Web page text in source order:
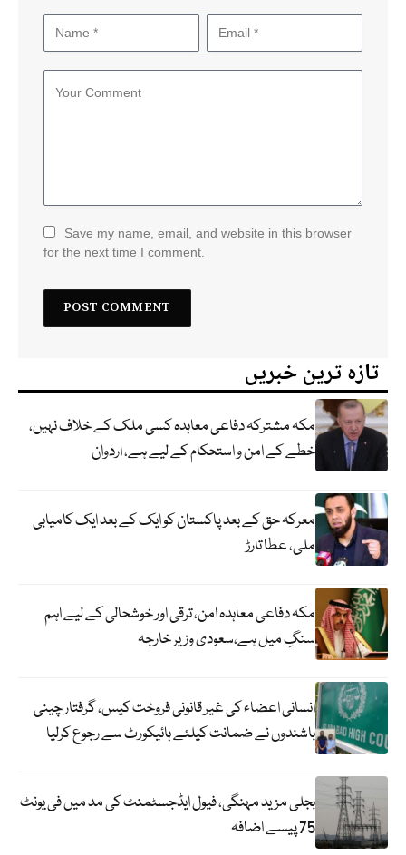
Save my name, email, and website in this browser
for the next time I comment.
تازہ ترین خبریں
مکہ مشترکہ دفاعی معاہدہ کسی ملک کے خلاف نہیں،
خطے کے امن و استحکام کے لیے ہے، اردوان
معرکہ حق کے بعد پاکستان کو ایک کے بعد ایک کامیابی
ملی، عطا تارڑ
مکہ دفاعی معاہدہ امن، ترقی اور خوشحالی کے لیے اہم
سنگِ میل ہے،سعودی وزیر خارجہ
انسانی اعضاء کی غیر قانونی فروخت کیس، گرفتار چینی
باشندوں نے ضمانت کیلئے ہائیکورٹ سے رجوع کرلیا
بجلی مزید مہنگی، فیول ایڈجسٹمنٹ کی مد میں فی یونٹ
75 پیسے اضافہ